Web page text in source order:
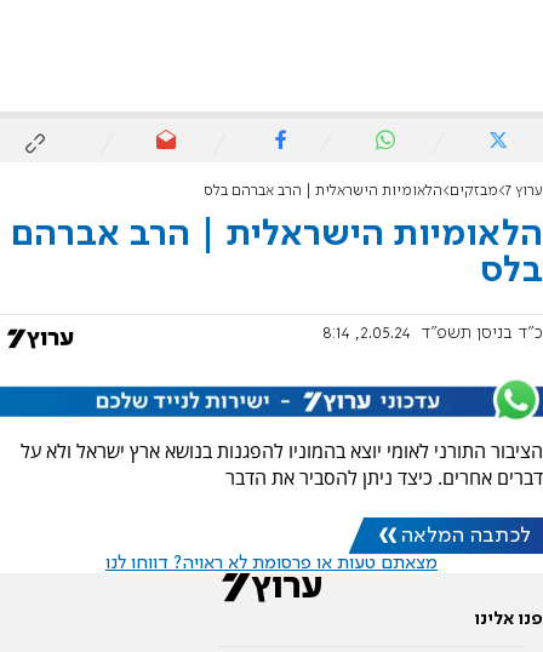
ערוץ 7 מבזקים הלאומיות הישראלית | הרב אברהם בלס
הלאומיות הישראלית | הרב אברהם
בלס
כ"ד בניסן תשפ"ד 2.05.24, 8:14
הציבור התורני לאומי יוצא בהמוניו להפגנות בנושא ארץ ישראל ולא על
דברים אחרים. כיצד ניתן להסביר את הדבר
לכתבה המלאה
מצאתם טעות או פרסומת לא ראויה? דווחו לנו
פנו אלינו